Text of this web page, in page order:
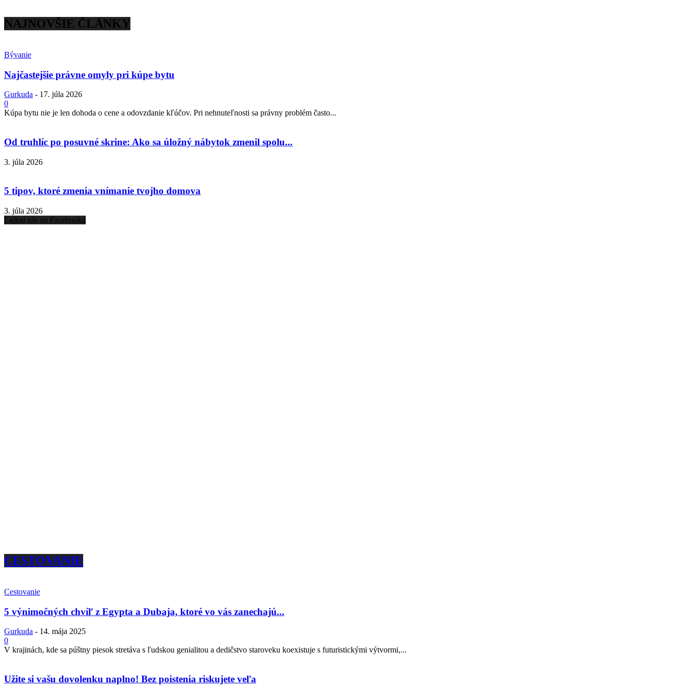
NAJNOVŠIE ČLÁNKY
Bývanie
Najčastejšie právne omyly pri kúpe bytu
Gurkuda - 17. júla 2026
0
Kúpa bytu nie je len dohoda o cene a odovzdanie kľúčov. Pri nehnuteľnosti sa právny problém často...
Od truhlíc po posuvné skrine: Ako sa úložný nábytok zmenil spolu...
3. júla 2026
5 tipov, ktoré zmenia vnímanie tvojho domova
3. júla 2026
Lajkni nás na Facebooku
CESTOVANIE
Cestovanie
5 výnimočných chvíľ z Egypta a Dubaja, ktoré vo vás zanechajú...
Gurkuda - 14. mája 2025
0
V krajinách, kde sa púštny piesok stretáva s ľudskou genialitou a dedičstvo staroveku koexistuje s futuristickými výtvormi,...
Užite si vašu dovolenku naplno! Bez poistenia riskujete veľa